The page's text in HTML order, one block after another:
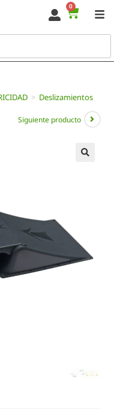
0
> Deslizamientos
Siguiente producto